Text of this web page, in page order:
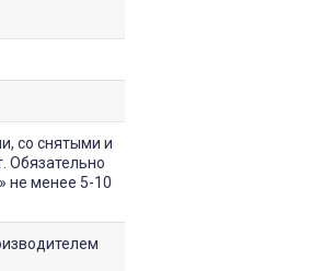
со снятыми и
Обязательно
не менее 5-10